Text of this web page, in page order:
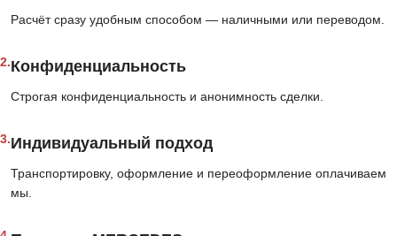
Расчёт сразу удобным способом — наличными или переводом.
2.Конфиденциальность
Строгая конфиденциальность и анонимность сделки.
3.Индивидуальный подход
Транспортировку, оформление и переоформление оплачиваем
мы.